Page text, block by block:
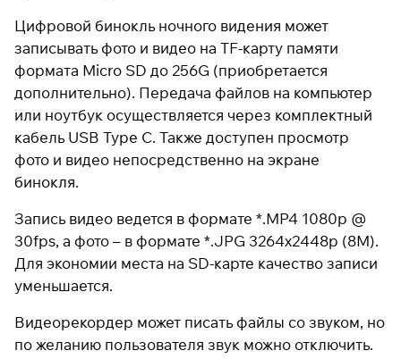
Цифровой бинокль ночного видения может
записывать фото и видео на TF-карту памяти
формата Micro SD до 256G (приобретается
дополнительно). Передача файлов на компьютер
или ноутбук осуществляется через комплектный
кабель USB Type C. Также доступен просмотр
фото и видео непосредственно на экране
бинокля.
Запись видео ведется в формате *.MP4 1080р @
30fps, а фото – в формате *.JPG 3264х2448p (8М).
Для экономии места на SD-карте качество записи
уменьшается.
Видеорекордер может писать файлы со звуком, но
по желанию пользователя звук можно отключить.